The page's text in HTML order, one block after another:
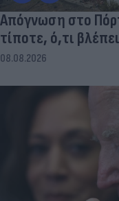
Απόγνωση στο
τίποτε, ό,τι
08.08.2026